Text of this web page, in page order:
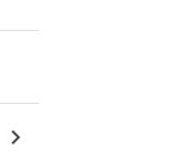
keyboard_arrow_right